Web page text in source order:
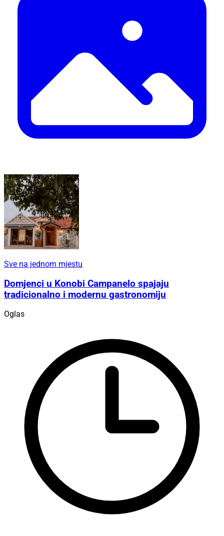
Sve na jednom mjestu
Domjenci u Konobi Campanelo spajaju
tradicionalno i modernu gastronomiju
Oglas